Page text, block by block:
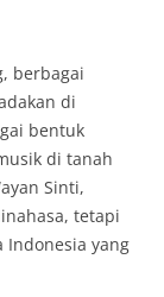
berbagai
di
bentuk
di tanah
Sinti,
tetapi
Indonesia yang